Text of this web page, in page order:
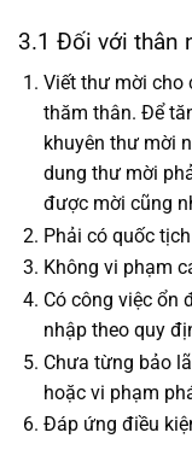
3.1 Đối với thân
Viết thư mời cho
thăm thân. Để
khuyên thư mời
dung thư mời
được mời cũng
Phải có quốc
Không vi phạm
Có công việc ổn
nhập theo quy
Chưa từng bảo
hoặc vi phạm
Đáp ứng điều